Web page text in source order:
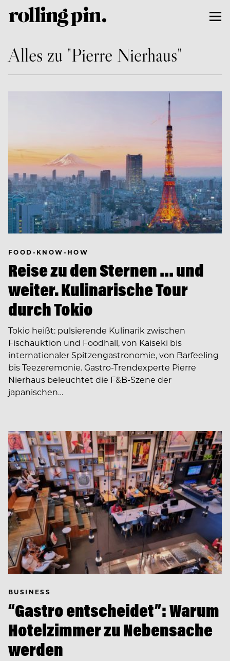
Alles zu "Pierre Nierhaus"
FOOD-KNOW-HOW
Reise zu den Sternen … und
weiter. Kulinarische Tour
durch Tokio
Tokio heißt: pulsierende Kulinarik zwischen
Fischauktion und Foodhall, von Kaiseki bis
internationaler Spitzengastronomie, von Barfeeling
bis Teezeremonie. Gastro-Trendexperte Pierre
Nierhaus beleuchtet die F&B-Szene der
japanischen…
BUSINESS
“Gastro entscheidet”: Warum
Hotelzimmer zu Nebensache
werden